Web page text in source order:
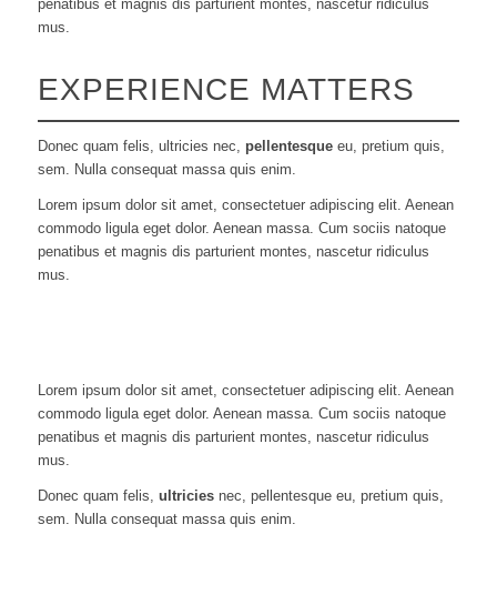
penatibus et magnis dis parturient montes, nascetur ridiculus
mus.
EXPERIENCE MATTERS
Donec quam felis, ultricies nec, pellentesqueeu, pretium quis,
sem. Nulla consequat massa quis enim.
Lorem ipsum dolor sit amet, consectetuer adipiscing elit. Aenean
commodo ligula eget dolor. Aenean massa. Cum sociis natoque
penatibus et magnis dis parturient montes, nascetur ridiculus
mus.
Lorem ipsum dolor sit amet, consectetuer adipiscing elit. Aenean
commodo ligula eget dolor. Aenean massa. Cum sociis natoque
penatibus et magnis dis parturient montes, nascetur ridiculus
mus.
Donec quam felis, ultriciesnec, pellentesque eu, pretium quis,
sem. Nulla consequat massa quis enim.